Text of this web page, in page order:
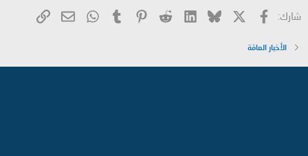
شارك: فيسبوك Bluesky
LinkedIn
Reddit
Pinterest
Tumblr
WhatsApp
البريد
الأخبار العامّة